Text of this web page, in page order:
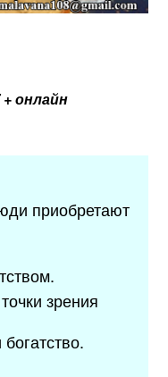
+ онлайн
приобретают
зрения